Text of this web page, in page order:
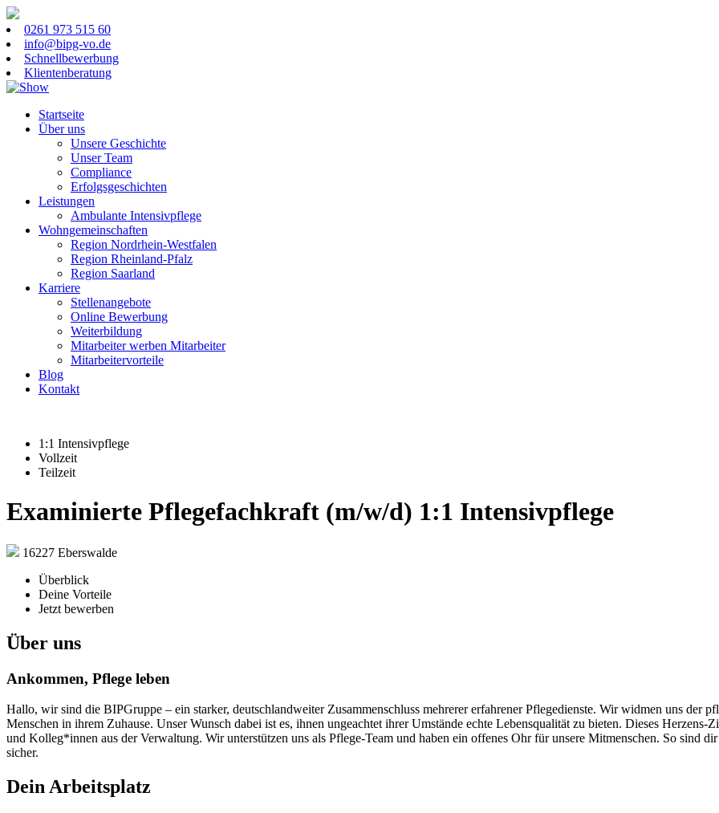
0261 973 515 60
info@bipg-vo.de
Schnellbewerbung
Klientenberatung
Startseite
Über uns
Unsere Geschichte
Unser Team
Compliance
Erfolgsgeschichten
Leistungen
Ambulante Intensivpflege
Wohngemeinschaften
Region Nordrhein-Westfalen
Region Rheinland-Pfalz
Region Saarland
Karriere
Stellenangebote
Online Bewerbung
Weiterbildung
Mitarbeiter werben Mitarbeiter
Mitarbeitervorteile
Blog
Kontakt
1:1 Intensivpflege
Vollzeit
Teilzeit
Examinierte Pflegefachkraft (m/w/d) 1:1 Intensivpflege
16227 Eberswalde
Überblick
Deine Vorteile
Jetzt bewerben
Über uns
Ankommen, Pflege leben
Hallo, wir sind die BIPGruppe – ein starker, deutschlandweiter Zusammenschluss mehrerer erfahrener Pflegedienste. Wir widmen uns der
Menschen in ihrem Zuhause. Unser Wunsch dabei ist es, ihnen ungeachtet ihrer Umstände echte Lebensqualität zu bieten. Dieses
und Kolleg*innen aus der Verwaltung. Wir unterstützen uns als Pflege-Team und haben ein offenes Ohr für unsere Mitmenschen. So sind
sicher.
Dein Arbeitsplatz